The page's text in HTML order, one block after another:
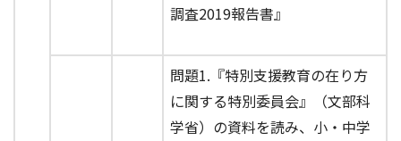
調査2019報告書』
問題1.『特別支援教育の在り方
に関する特別委員会』（文部科
学省）の資料を読み、小・中学